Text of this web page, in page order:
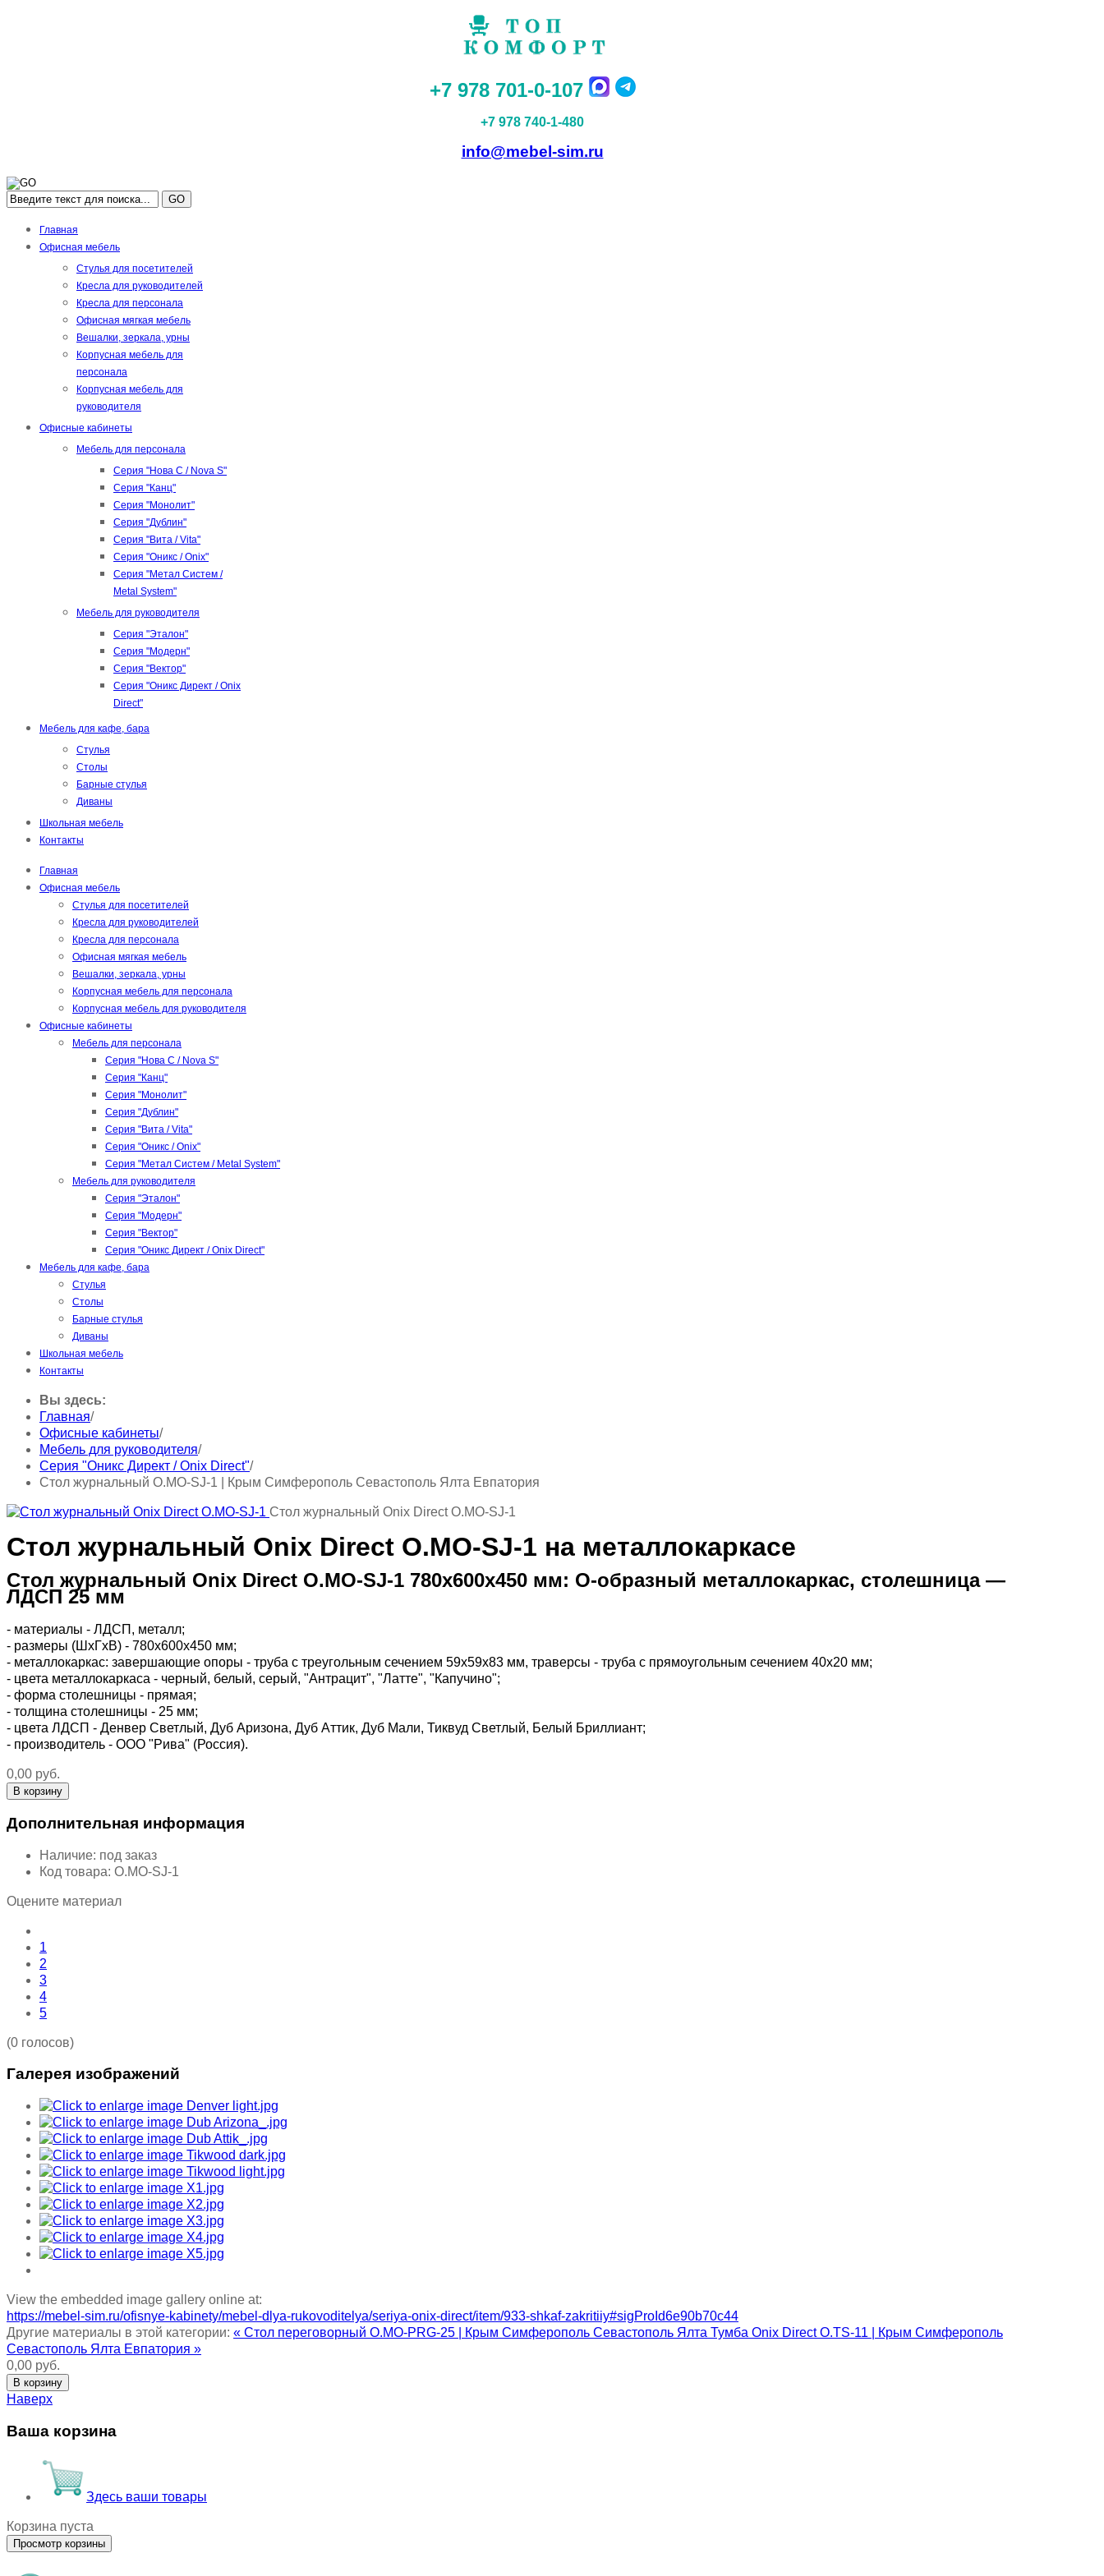
+7 978 701-0-107
+7 978 740-1-480
info@mebel-sim.ru
GO
Главная
Офисная мебель
Стулья для посетителей
Кресла для руководителей
Кресла для персонала
Офисная мягкая мебель
Вешалки, зеркала, урны
Корпусная мебель для
персонала
Корпусная мебель для
руководителя
Офисные кабинеты
Мебель для персонала
Серия "Нова С / Nova S"
Серия "Канц"
Серия "Монолит"
Серия "Дублин"
Серия "Вита / Vita"
Серия "Оникс / Onix"
Серия "Метал Систем /
Metal System"
Мебель для руководителя
Серия "Эталон"
Серия "Модерн"
Серия "Вектор"
Серия "Оникс Директ / Onix
Direct"
Мебель для кафе, бара
Стулья
Столы
Барные стулья
Диваны
Школьная мебель
Контакты
Главная
Офисная мебель
Стулья для посетителей
Кресла для руководителей
Кресла для персонала
Офисная мягкая мебель
Вешалки, зеркала, урны
Корпусная мебель для персонала
Корпусная мебель для руководителя
Офисные кабинеты
Мебель для персонала
Серия "Нова С / Nova S"
Серия "Канц"
Серия "Монолит"
Серия "Дублин"
Серия "Вита / Vita"
Серия "Оникс / Onix"
Серия "Метал Систем / Metal System"
Мебель для руководителя
Серия "Эталон"
Серия "Модерн"
Серия "Вектор"
Серия "Оникс Директ / Onix Direct"
Мебель для кафе, бара
Стулья
Столы
Барные стулья
Диваны
Школьная мебель
Контакты
Вы здесь:
Главная/
Офисные кабинеты/
Мебель для руководителя/
Серия "Оникс Директ / Onix Direct"/
Стол журнальный O.MO-SJ-1 | Крым Симферополь Севастополь Ялта Евпатория
Стол журнальный Onix Direct O.MO-SJ-1
Стол журнальный Onix Direct O.MO-SJ-1 на металлокаркасе
Стол журнальный Onix Direct O.MO-SJ-1 780х600х450 мм: О-образный металлокаркас, столешница —
ЛДСП 25 мм
- материалы - ЛДСП, металл;
- размеры (ШхГхВ) - 780х600х450 мм;
- металлокаркас: завершающие опоры - труба с треугольным сечением 59х59х83 мм, траверсы - труба с прямоугольным сечением 40х20 мм;
- цвета металлокаркаса - черный, белый, серый, "Антрацит", "Латте", "Капучино";
- форма столешницы - прямая;
- толщина столешницы - 25 мм;
- цвета ЛДСП - Денвер Светлый, Дуб Аризона, Дуб Аттик, Дуб Мали, Тиквуд Светлый, Белый Бриллиант;
- производитель - ООО "Рива" (Россия).
0,00 руб.
Дополнительная информация
Наличие: под заказ
Код товара: O.MO-SJ-1
Оцените материал
1
2
3
4
5
(0 голосов)
Галерея изображений
View the embedded image gallery online at:
https://mebel-sim.ru/ofisnye-kabinety/mebel-dlya-rukovoditelya/seriya-onix-direct/item/933-shkaf-zakritiiy#sigProId6e90b70c44
Другие материалы в этой категории: « Стол переговорный O.MO-PRG-25 | Крым Симферополь Севастополь Ялта Тумба Onix Direct O.TS-11 | Крым Симферополь
Севастополь Ялта Евпатория »
0,00 руб.
Наверх
Ваша корзина
Здесь ваши товары
Корзина пуста